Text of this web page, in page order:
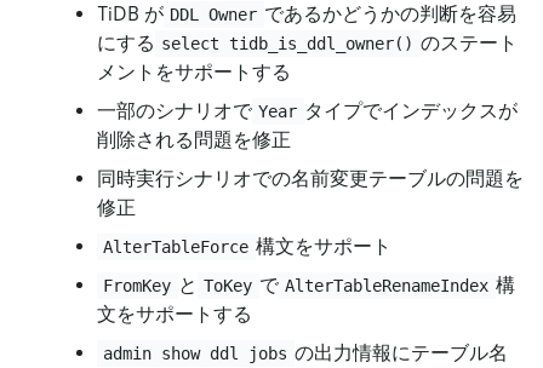
TiDB が DDL Owner であるかどうかの判断を容易
にする select tidb_is_ddl_owner() のステート
メントをサポートする
一部のシナリオで Year タイプでインデックスが
削除される問題を修正
同時実行シナリオでの名前変更テーブルの問題を
修正
AlterTableForce 構文をサポート
FromKey と ToKey で AlterTableRenameIndex 構
文をサポートする
admin show ddl jobs の出力情報にテーブル名